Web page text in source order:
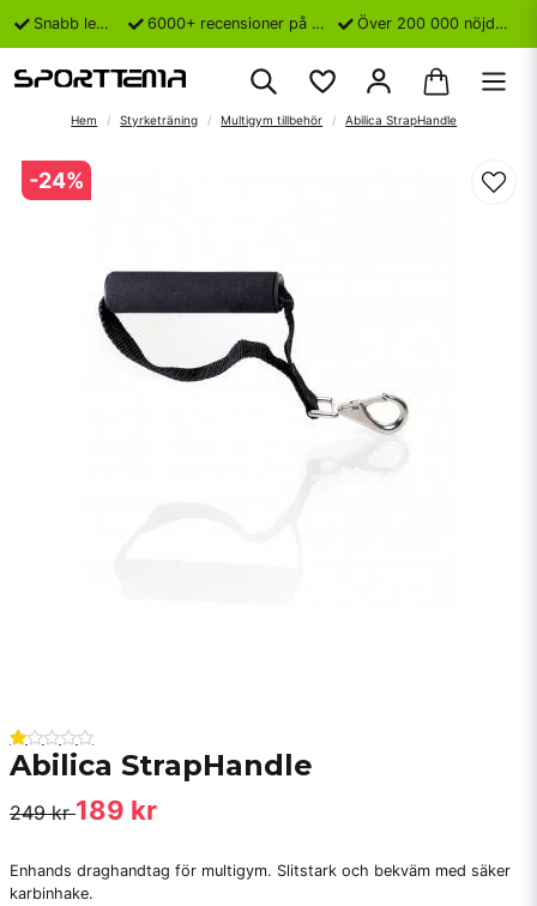
Snabb leverans 6000+ recensioner på Trustpilot Över 200 000 nöjda kunder
Hem Styrketräning Multigym tillbehör Abilica StrapHandle
-24%
Abilica StrapHandle
249 kr189 kr
Enhands draghandtag för multigym. Slitstark och bekväm med säker
karbinhake.